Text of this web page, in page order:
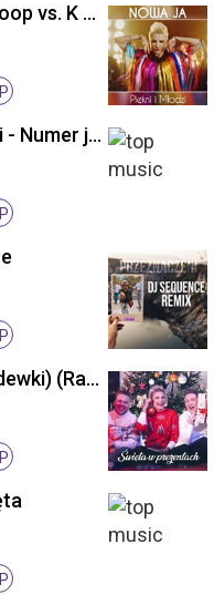
Niewiara (Yacoop vs. K & N Remix)
Piękni i Młodzi - Numer jeden (Original Mix)
Studentki (oj dewki) (Radio Edit)